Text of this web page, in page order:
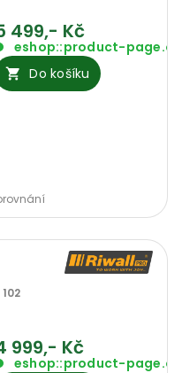
499,- Kč
eshop::product-
Do košíku
999,- Kč
eshop::product-